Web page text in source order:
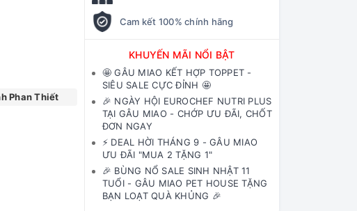
Phan Thiết
Cam kết 100% chính hãng
KHUYẾN MÃI NỔI BẬT
🤩 GÂU MIAO KẾT HỢP TOPPET -
SIÊU SALE CỰC ĐỈNH 🤩
🎉 NGÀY HỘI EUROCHEF NUTRI PLUS
TẠI GÂU MIAO - CHỚP ƯU ĐÃI, CHỐT
ĐƠN NGAY
⚡️ DEAL HỜI THÁNG 9 - GÂU MIAO
ƯU ĐÃI "MUA 2 TẶNG 1"
🎉 BÙNG NỔ SALE SINH NHẬT 11
TUỔI - GÂU MIAO PET HOUSE TẶNG
BẠN LOẠT QUÀ KHỦNG 🎉